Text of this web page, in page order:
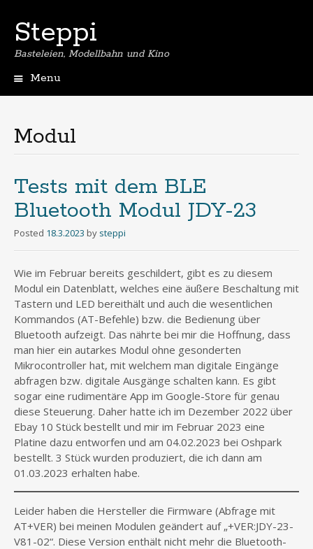
Steppi
Basteleien, Modellbahn und Kino
Menu
Modul
Tests mit dem BLE
Bluetooth Modul JDY-23
Posted 18.3.2023 by steppi
Wie im Februar bereits geschildert, gibt es zu diesem
Modul ein Datenblatt, welches eine äußere Beschaltung mit
Tastern und LED bereithält und auch die wesentlichen
Kommandos (AT-Befehle) bzw. die Bedienung über
Bluetooth aufzeigt. Das nährte bei mir die Hoffnung, dass
man hier ein autarkes Modul ohne gesonderten
Mikrocontroller hat, mit welchem man digitale Eingänge
abfragen bzw. digitale Ausgänge schalten kann. Es gibt
sogar eine rudimentäre App im Google-Store für genau
diese Steuerung. Daher hatte ich im Dezember 2022 über
Ebay 10 Stück bestellt und mir im Februar 2023 eine
Platine dazu entworfen und am 04.02.2023 bei Oshpark
bestellt. 3 Stück wurden produziert, die ich dann am
01.03.2023 erhalten habe.
Leider haben die Hersteller die Firmware (Abfrage mit
AT+VER) bei meinen Modulen geändert auf „+VER:JDY-23-
V81-02“. Diese Version enthält nicht mehr die Bluetooth-